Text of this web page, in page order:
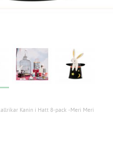
Kanin i Hatt 8-pack -Meri Meri